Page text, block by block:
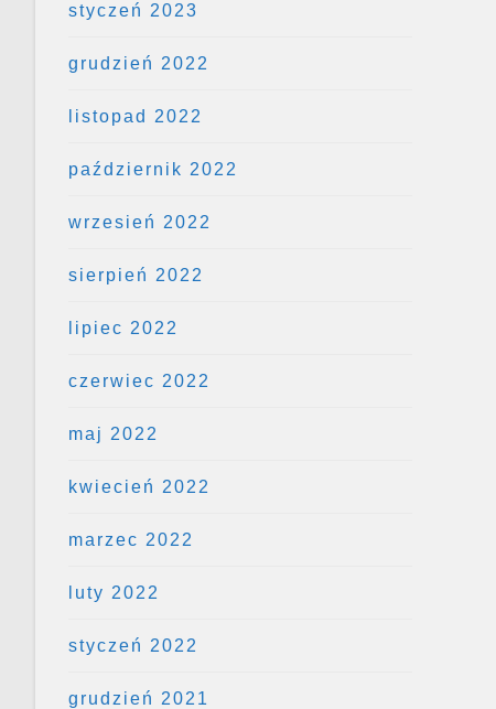
styczeń 2023
grudzień 2022
listopad 2022
październik 2022
wrzesień 2022
sierpień 2022
lipiec 2022
czerwiec 2022
maj 2022
kwiecień 2022
marzec 2022
luty 2022
styczeń 2022
grudzień 2021